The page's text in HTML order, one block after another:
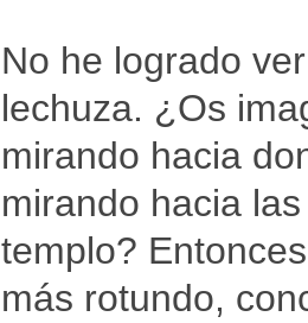
No he logrado
lechuza. ¿Os
mirando hacia
mirando hacia
templo?
más rotundo,